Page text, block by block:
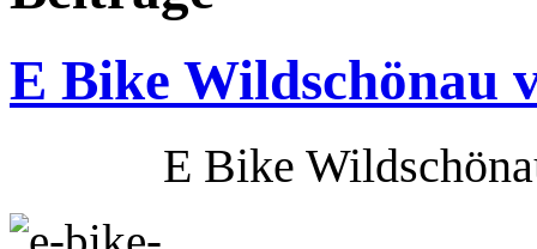
E Bike Wildschönau
E Bike